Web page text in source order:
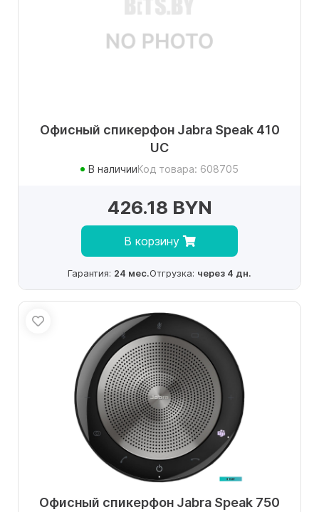
Офисный спикерфон Jabra Speak 410
UC
В наличииКод товара: 608705
426.18 BYN
В корзину
Гарантия: 24 мес.Отгрузка: через 4 дн.
Офисный спикерфон Jabra Speak 750